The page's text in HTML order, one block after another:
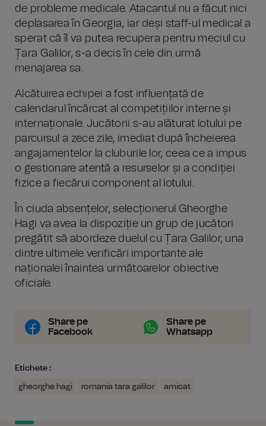
de probleme medicale. Atacantul nu a făcut nici
deplasarea în Georgia, iar deși staff-ul medical a
sperat că îl va putea recupera pentru meciul cu
Țara Galilor, s-a decis în cele din urmă
menajarea sa.
Alcătuirea echipei a fost influențată de
calendarul încărcat al competițiilor interne și
internaționale. Jucătorii s-au alăturat lotului pe
parcursul a zece zile, imediat după încheierea
angajamentelor la cluburile lor, ceea ce a impus
o gestionare atentă a resurselor și a condiției
fizice a fiecărui component al lotului.
În ciuda absențelor, selecționerul Gheorghe
Hagi va avea la dispoziție un grup de jucători
pregătit să abordeze duelul cu Țara Galilor, una
dintre ultimele verificări importante ale
naționalei înaintea următoarelor obiective
oficiale.
Share pe
Facebook
Share pe
Whatsapp
Etichete :
gheorghe hagi romania tara galilor amicat